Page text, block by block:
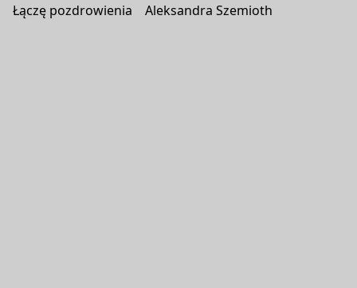
Łączę pozdrowienia Aleksandra Szemioth